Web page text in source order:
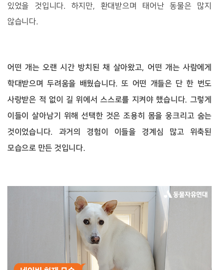
있었을 것입니다. 하지만, 환대받으며 태어난 동물은 많지
않습니다.
어떤 개는 오랜 시간 방치된 채 살아왔고, 어떤 개는 사람에게
학대받으며 두려움을 배웠습니다. 또 어떤 개들은 단 한 번도
사랑받은 적 없이 길 위에서 스스로를 지켜야 했습니다. 그렇게
이들이 살아남기 위해 선택한 것은 조용히 몸을 웅크리고 숨는
것이었습니다. 과거의 경험이 이들을 경계심 많고 위축된
모습으로 만든 것입니다.